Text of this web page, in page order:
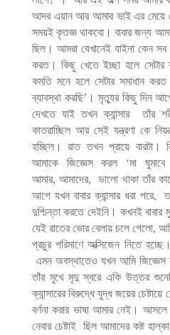
আদর এয়ান আর আমার ভাই এর মেয়ে
সময়ই কৃতজ্ঞ থাকবো। বাবার জন্য
ছিল। আমরা যেখানেই যাইনা কেন সব
করত।
কিছু খেতে ইচ্ছা হলে সেটার
কমতি মনে হলে সেটার সমাধান
ব্যাবস্থা করছি’ । মৃত্যুর কিছু দিন
দেখতে যাই তখন ক্যান্সার তাঁর
কাতরাচ্ছিল আর সেই যন্ত্রণা কে
হচ্ছিল।
রাত তখন প্রায়ে বারটা।
আমাকে
জিজ্ঞেস করল ‘মা ঘুমাবে
আমার,আমাদের,ভালো থাকা তাঁর
আগে যখন বাবার ক্যান্সার ধরা পরে,
দুশ্চিন্তা করতে দেইনি। কখনই বাবার
যেই রাতের ভোর বেলায় চলে গেলো,
প্রচুর পরিমাণে অক্সিজেন নিতে হচ্ছে।
এমন অবস্থাতেও যখন আমি জিজ্ঞেস
তাঁর মুখে মৃদু স্বরে একি উত্তর
ক্যান্সারের বিরুদ্ধে যুদ্ধ জয়ের চেষ্টায়ে
বর্ণনা করার ভাষা আমার নেই। আসলে
নেবার চেষ্টাই ছিল আমাদের কষ্ট হাল্কা